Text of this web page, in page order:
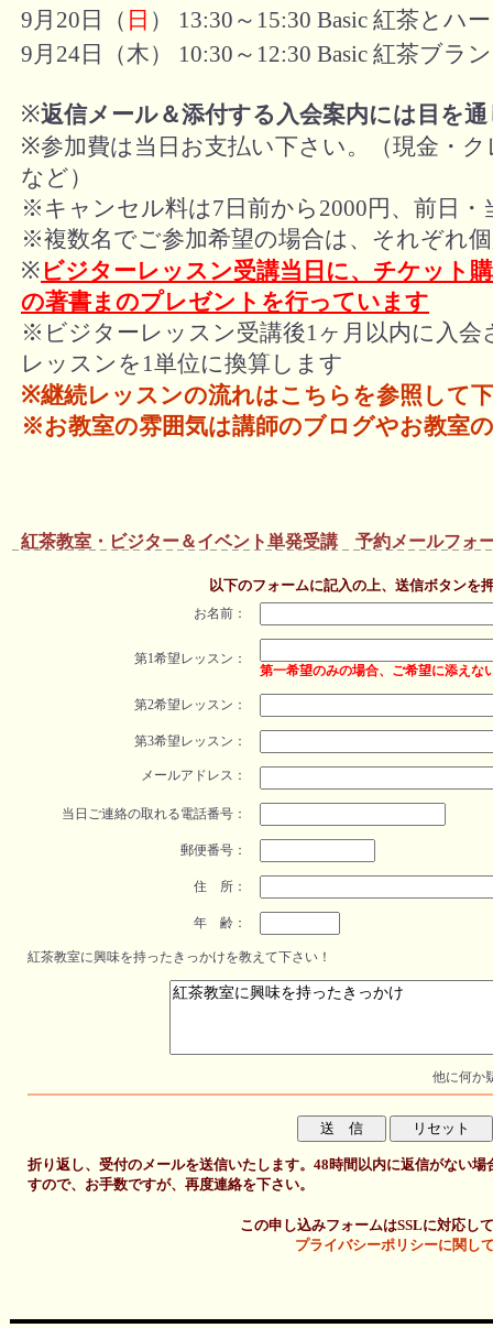
9月20日（ 日 ） 13:30～15:30 Basic 紅茶とハ
9月24日（木） 10:30～12:30 Basic 紅茶ブラ
※返信メール＆添付する入会案内には目を
※参加費は当日お支払い下さい。（現金・ク
など）
※キャンセル料は7日前から2000円、前日・
※複数名でご参加希望の場合は、それぞれ
※ ビジターレッスン受講当日に、チケット
の著書まのプレゼントを行っています
※ビジターレッスン受講後1ヶ月以内に入会
レッスンを1単位に換算します
※継続レッスンの流れはこちらを参照して
※お教室の雰囲気は講師のブログやお教室
紅茶教室・ビジター＆イベント単発受講 予約メールフォ
以下のフォームに記入の上、送信ボタンを
お名前：
第1希望レッスン：
第一希望のみの場合、ご希望に添えな
第2希望レッスン：
第3希望レッスン：
メールアドレス：
当日ご連絡の取れる電話番号：
郵便番号：
住 所：
年 齢：
紅茶教室に興味を持ったきっかけを教えて下さい！
他に何か
折り返し、受付のメールを送信いたします。48時間以内に返信がない
すので、お手数ですが、再度連絡を下さい。
この申し込みフォームはSSLに対応し
プライバシーポリシーに関し